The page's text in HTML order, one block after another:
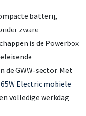
batterij,
zware
is de Powerbox
de GWW-sector. Met
Electric mobiele
volledige werkdag